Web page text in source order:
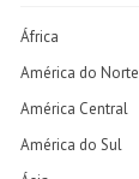
África
América do Norte
América Central
América do Sul